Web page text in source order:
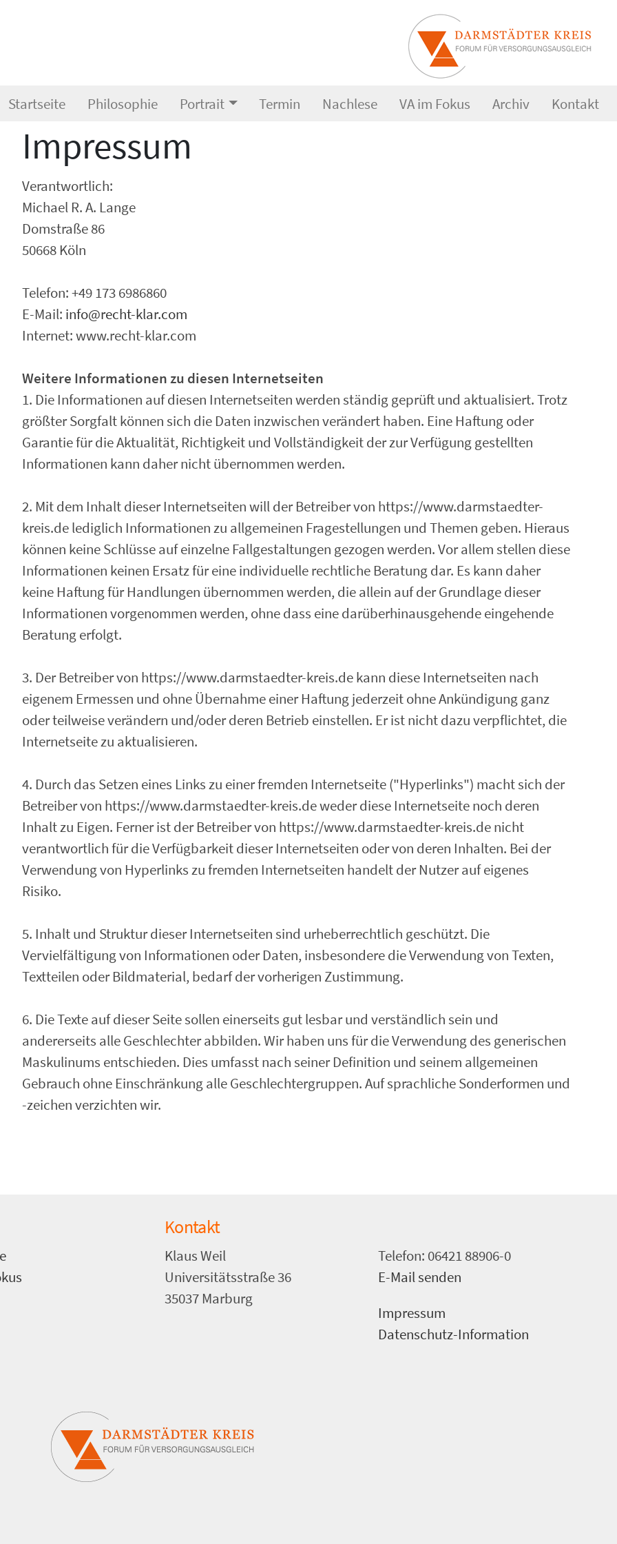
Startseite Philosophie Portrait Termin Nachlese VA im Fokus Archiv Kontakt
Impressum
Verantwortlich:
Michael R. A. Lange
Domstraße 86
50668 Köln
Telefon: +49 173 6986860
E-Mail: info@recht-klar.com
Internet: www.recht-klar.com
Weitere Informationen zu diesen Internetseiten
1. Die Informationen auf diesen Internetseiten werden ständig geprüft und aktualisiert. Trotz
größter Sorgfalt können sich die Daten inzwischen verändert haben. Eine Haftung oder
Garantie für die Aktualität, Richtigkeit und Vollständigkeit der zur Verfügung gestellten
Informationen kann daher nicht übernommen werden.
2. Mit dem Inhalt dieser Internetseiten will der Betreiber von https://www.darmstaedter-
kreis.de lediglich Informationen zu allgemeinen Fragestellungen und Themen geben. Hieraus
können keine Schlüsse auf einzelne Fallgestaltungen gezogen werden. Vor allem stellen diese
Informationen keinen Ersatz für eine individuelle rechtliche Beratung dar. Es kann daher
keine Haftung für Handlungen übernommen werden, die allein auf der Grundlage dieser
Informationen vorgenommen werden, ohne dass eine darüberhinausgehende eingehende
Beratung erfolgt.
3. Der Betreiber von https://www.darmstaedter-kreis.de kann diese Internetseiten nach
eigenem Ermessen und ohne Übernahme einer Haftung jederzeit ohne Ankündigung ganz
oder teilweise verändern und/oder deren Betrieb einstellen. Er ist nicht dazu verpflichtet, die
Internetseite zu aktualisieren.
4. Durch das Setzen eines Links zu einer fremden Internetseite ("Hyperlinks") macht sich der
Betreiber von https://www.darmstaedter-kreis.de weder diese Internetseite noch deren
Inhalt zu Eigen. Ferner ist der Betreiber von https://www.darmstaedter-kreis.de nicht
verantwortlich für die Verfügbarkeit dieser Internetseiten oder von deren Inhalten. Bei der
Verwendung von Hyperlinks zu fremden Internetseiten handelt der Nutzer auf eigenes
Risiko.
5. Inhalt und Struktur dieser Internetseiten sind urheberrechtlich geschützt. Die
Vervielfältigung von Informationen oder Daten, insbesondere die Verwendung von Texten,
Textteilen oder Bildmaterial, bedarf der vorherigen Zustimmung.
6. Die Texte auf dieser Seite sollen einerseits gut lesbar und verständlich sein und
andererseits alle Geschlechter abbilden. Wir haben uns für die Verwendung des generischen
Maskulinums entschieden. Dies umfasst nach seiner Definition und seinem allgemeinen
Gebrauch ohne Einschränkung alle Geschlechtergruppen. Auf sprachliche Sonderformen und
-zeichen verzichten wir.
Kontakt
Klaus Weil
Universitätsstraße 36
35037 Marburg
Telefon: 06421 88906-0
E-Mail senden
Impressum
Datenschutz-Information